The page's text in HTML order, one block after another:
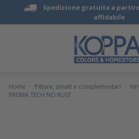
Spedizione gratuita a partire
affidabile
Home · Pitture, smalti e complementari ·
PRISMA TECH NO RUST